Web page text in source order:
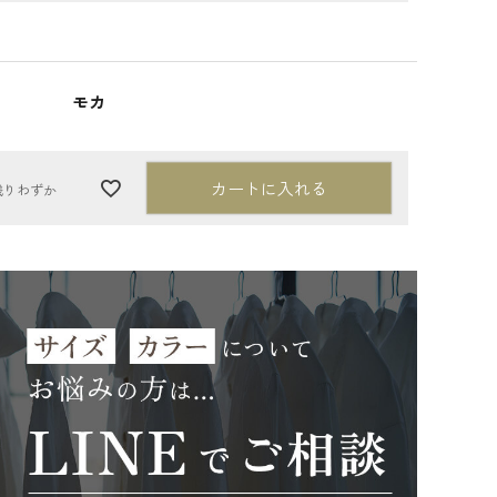
モカ
わずか カートに入れる